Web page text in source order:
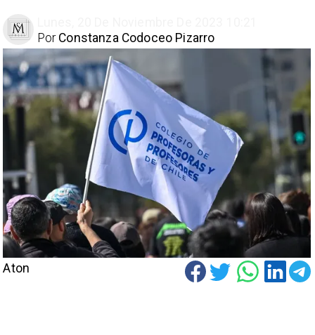
Constanza Codoceo Pizarro
Por
Aton